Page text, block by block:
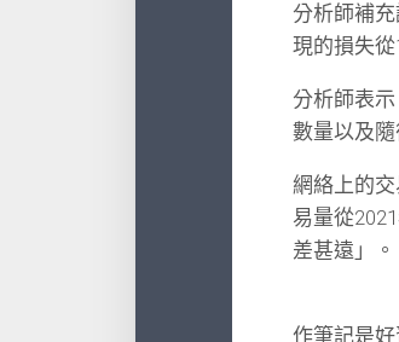
分析師補
現的損失從
分析師表
數量以及
網絡上的
易量從
差甚遠」。
作筆記是